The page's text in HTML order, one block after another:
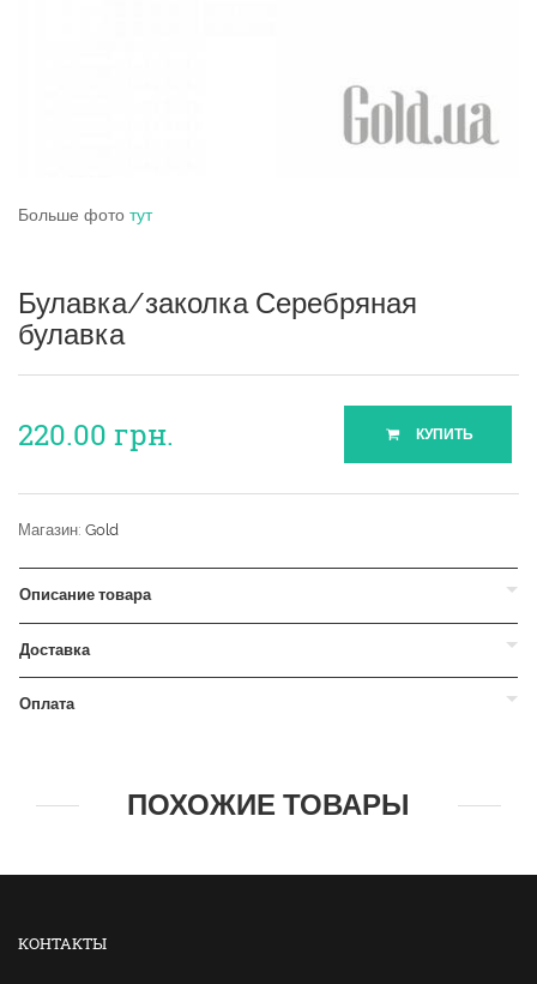
Больше фото тут
Булавка/заколка Серебряная
булавка
220.00 грн. КУПИТЬ
Магазин: Gold
Описание товара
Доставка
Оплата
ПОХОЖИЕ ТОВАРЫ
КОНТАКТЫ